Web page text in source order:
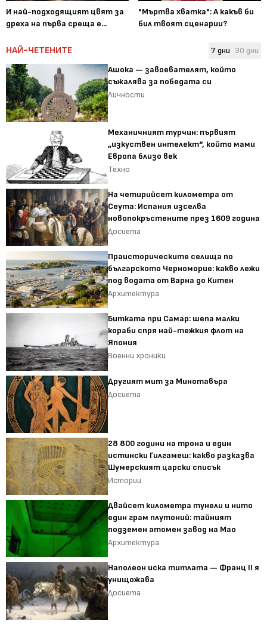
И най-подходящият цвят за
дреха на първа среща е...
"Мъртва хватка": А какъв би
бил твоят сценарии?
НАЙ-ЧЕТЕНИТЕ 7 дни 30 дни
Ашока — завоевателят, който
съжалява за победата си
Личности
Механичният турчин: първият
„изкуствен интелект“, който мами
Европа близо век
Техно
На четирийсет километра от
Сеута: Испания изселва
новопокръстените през 1609 година
Досиета
Праисторическите селища по
българското Черноморие: какво лежи
под водата от Варна до Китен
Архитектура
Битката при Самар: шепа малки
кораби спря най-тежкия флот на
Япония
Военни хроники
Другият мит за Минотавъра
Досиета
28 800 години на трона и един
истински Гилгамеш: какво разказва
Шумерският царски списък
Истории
Двайсет километра тунели и нито
един грам плутоний: тайният
подземен атомен завод на Мао
Архитектура
Наполеон иска титлата — Франц II я
унищожава
Досиета